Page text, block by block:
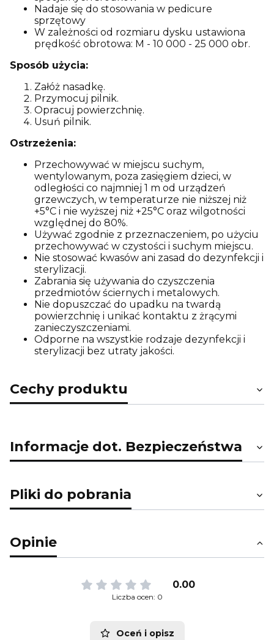
Nadaje się do stosowania w pedicure
sprzętowy
W zależności od rozmiaru dysku ustawiona
prędkość obrotowa: M - 10 000 - 25 000 obr.
Sposób użycia:
Załóż nasadkę.
Przymocuj pilnik.
Opracuj powierzchnię.
Usuń pilnik.
Ostrzeżenia:
Przechowywać w miejscu suchym,
wentylowanym, poza zasięgiem dzieci, w
odległości co najmniej 1 m od urządzeń
grzewczych, w temperaturze nie niższej niż
+5°C i nie wyższej niż +25°C oraz wilgotności
względnej do 80%.
Używać zgodnie z przeznaczeniem, po użyciu
przechowywać w czystości i suchym miejscu.
Nie stosować kwasów ani zasad do dezynfekcji i
sterylizacji.
Zabrania się używania do czyszczenia
przedmiotów ściernych i metalowych.
Nie dopuszczać do upadku na twardą
powierzchnię i unikać kontaktu z żrącymi
zanieczyszczeniami.
Odporne na wszystkie rodzaje dezynfekcji i
sterylizacji bez utraty jakości.
Cechy produktu
Informacje dot. Bezpieczeństwa
Pliki do pobrania
Opinie
0.00
Liczba ocen: 0
Oceń i opisz